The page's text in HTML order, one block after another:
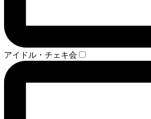
アイドル・チェキ会